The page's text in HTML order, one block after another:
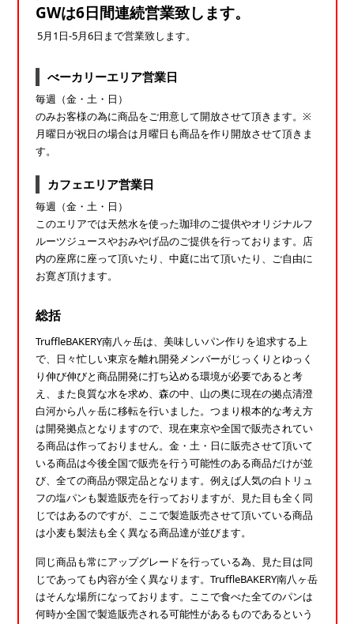
GWは6日間連続営業致します。
5月1日-5月6日まで営業致します。
べーカリーエリア営業日
毎週（金・土・日）
のみお客様の為に商品をご用意して開放させて頂きます。※
月曜日が祝日の場合は月曜日も商品を作り開放させて頂きま
す。
カフェエリア営業日
毎週（金・土・日）
このエリアでは天然水を使った珈琲のご提供やオリジナルフ
ルーツジュースやおみやげ品のご提供を行っております。店
内の座席に座って頂いたり、中庭に出て頂いたり、ご自由に
お寛ぎ頂けます。
総括
TruffleBAKERY南八ヶ岳は、美味しいパン作りを追求する上
で、日々忙しい東京を離れ開発メンバーがじっくりとゆっく
り伸び伸びと商品開発に打ち込める環境が必要であると考
え、また良質な水を求め、森の中、山の奥に現在の拠点清澄
白河から八ヶ岳に移転を行いました。つまり根本的な考え方
は開発拠点となりますので、現在東京や全国で販売されてい
る商品は作っておりません。金・土・日に販売させて頂いて
いる商品は今後全国で販売を行う可能性のある商品だけが並
び、全ての商品が限定品となります。例えば人気の白トリュ
フの塩パンも製造販売を行っておりますが、見た目も全く同
じではあるのですが、ここで製造販売させて頂いている商品
は小麦も製法も全く異なる商品達が並びます。
同じ商品も常にアップグレードを行っている為、見た目は同
じであっても内容が全く異なります。TruffleBAKERY南八ヶ岳
はそんな場所になっております。ここで食べた全てのパンは
何時か全国で製造販売される可能性があるものであるという